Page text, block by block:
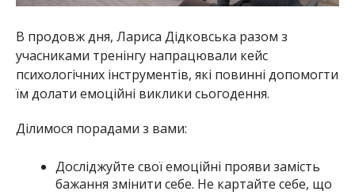
В продовж дня, Лариса Дідковська разом з
учасниками тренінгу напрацювали кейс
психологічних інструментів, які повинні допомогти
їм долати емоційні виклики сьогодення.
Ділимося порадами з вами:
Досліджуйте свої емоційні прояви замість
бажання змінити себе. Не картайте себе, що